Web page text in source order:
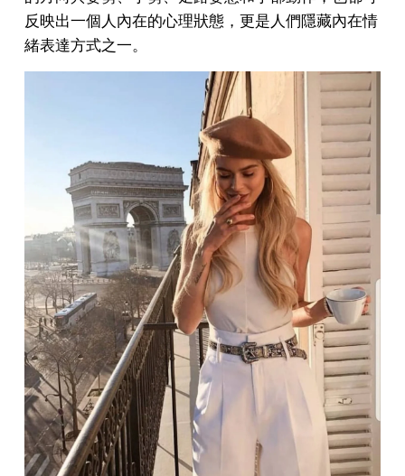
反映出一個人內在的心理狀態，更是人們隱藏內在情
緒表達方式之一。